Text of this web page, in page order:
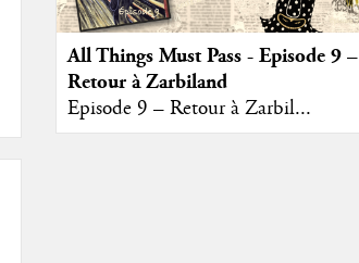
All Things Must Pass - Episode 9 –
Retour à Zarbiland
Episode 9 – Retour à Zarbil...